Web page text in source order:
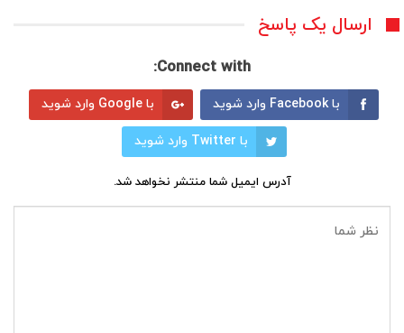
ارسال یک پاسخ
Connect with:
با Facebook وارد شوید با Google وارد شوید
با Twitter وارد شوید
آدرس ایمیل شما منتشر نخواهد شد.